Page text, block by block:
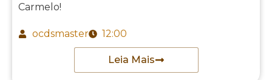
Carmelo!
ocdsmaster 12:00
Leia Mais